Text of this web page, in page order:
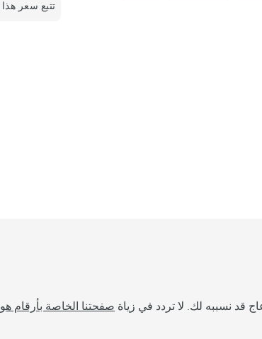
تتبع سعر هذا
قد نسببه لك. لا تردد في زياة صفحتنا الخاصة بأرقام